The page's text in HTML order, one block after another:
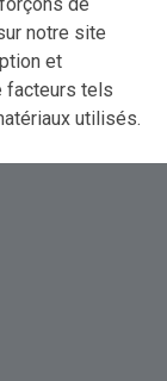
notre site
et
facteurs tels
utilisés.